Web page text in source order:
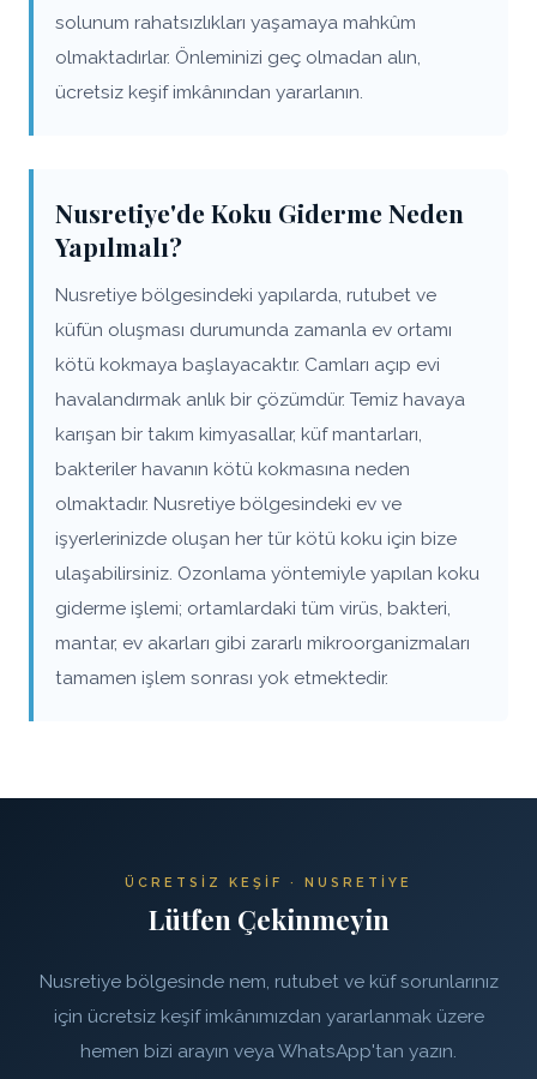
solunum rahatsızlıkları yaşamaya mahkûm
olmaktadırlar. Önleminizi geç olmadan alın,
ücretsiz keşif imkânından yararlanın.
Nusretiye'de Koku Giderme Neden
Yapılmalı?
Nusretiye bölgesindeki yapılarda, rutubet ve
küfün oluşması durumunda zamanla ev ortamı
kötü kokmaya başlayacaktır. Camları açıp evi
havalandırmak anlık bir çözümdür. Temiz havaya
karışan bir takım kimyasallar, küf mantarları,
bakteriler havanın kötü kokmasına neden
olmaktadır. Nusretiye bölgesindeki ev ve
işyerlerinizde oluşan her tür kötü koku için bize
ulaşabilirsiniz. Ozonlama yöntemiyle yapılan koku
giderme işlemi; ortamlardaki tüm virüs, bakteri,
mantar, ev akarları gibi zararlı mikroorganizmaları
tamamen işlem sonrası yok etmektedir.
ÜCRETSIZ KEŞIF · NUSRETIYE
Lütfen Çekinmeyin
Nusretiye bölgesinde nem, rutubet ve küf sorunlarınız
için ücretsiz keşif imkânımızdan yararlanmak üzere
hemen bizi arayın veya WhatsApp'tan yazın.